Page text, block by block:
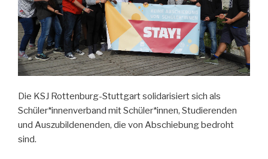
Die KSJ Rottenburg-Stuttgart solidarisiert sich als
Schüler*innenverband mit Schüler*innen, Studierenden
und Auszubildenenden, die von Abschiebung bedroht
sind.